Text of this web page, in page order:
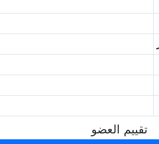
تقييم العضو